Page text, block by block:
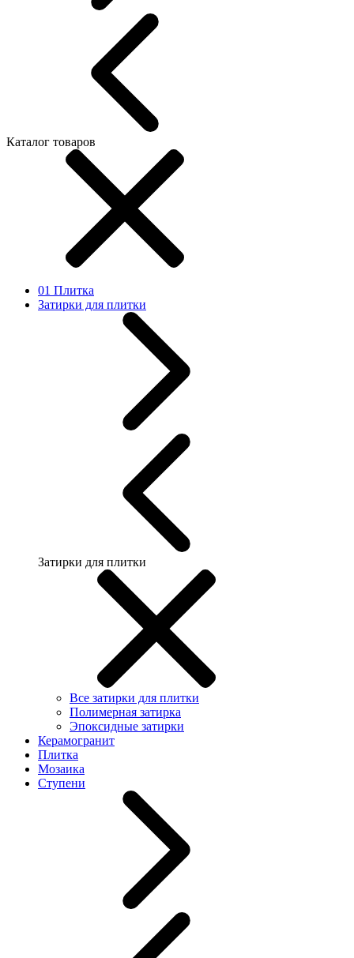
Каталог товаров
01 Плитка
Затирки для плитки
Затирки для плитки
Все затирки для плитки
Полимерная затирка
Эпоксидные затирки
Керамогранит
Плитка
Мозаика
Ступени